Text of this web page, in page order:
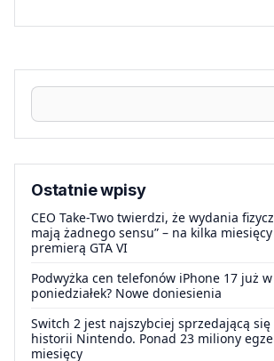
Ostatnie wpisy
CEO Take-Two twierdzi, że wydania
mają żadnego sensu” – na kilka
premierą GTA VI
Podwyżka cen telefonów iPhone 17 już
poniedziałek? Nowe doniesienia
Switch 2 jest najszybciej sprzedającą się
historii Nintendo. Ponad 23 miliony
miesięcy